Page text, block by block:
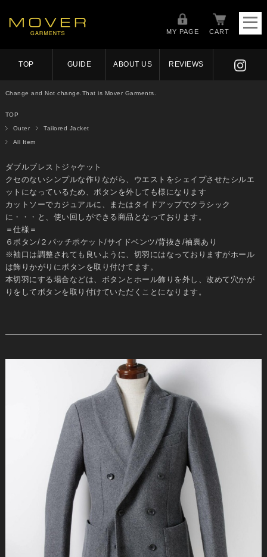
MY PAGE CART
TOP GUIDE ABOUT US REVIEWS
Change and Not change.That is Mover Garments.
TOP
Outer Tailored Jacket
All Item
ダブルブレストジャケット
クセのないシンプルな作りながら、ウエストをシェイプさせたシルエ
ットになっているため、ボタンを外しても様になります
カットソーでカジュアルに、またはタイドアップでクラシック
に・・・と、使い回しができる商品となっております。
＝仕様＝
６ボタン/２パッチポケット/サイドベンツ/背抜き/袖裏あり
※袖口は調整されても良いように、切羽にはなっておりますがホール
は飾りかがりにボタンを取り付けてます。
本切羽にする場合などは、ボタンとホール飾りを外し、改めて穴かが
りをしてボタンを取り付けていただくことになります。